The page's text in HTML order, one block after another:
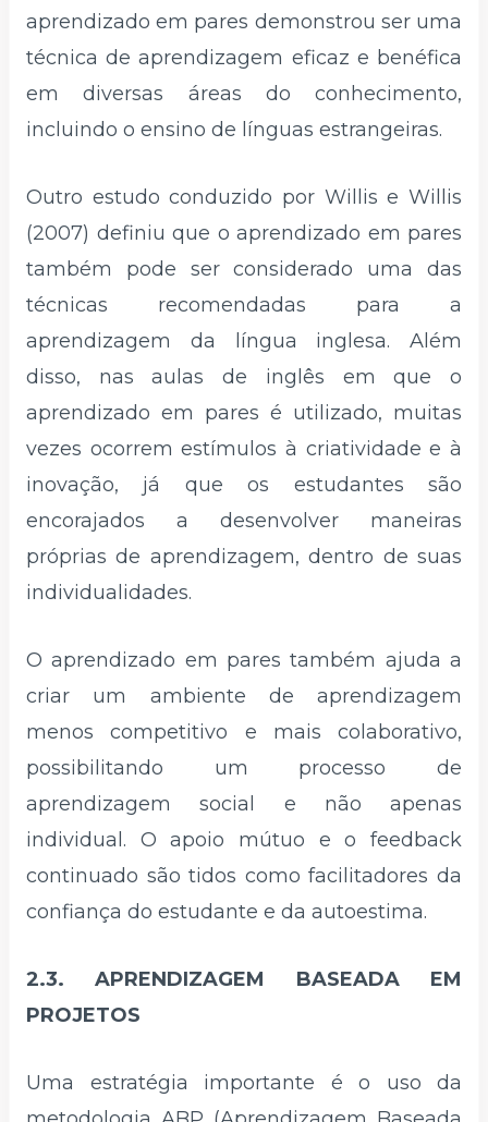
aprendizado em pares demonstrou ser uma
técnica de aprendizagem eficaz e benéfica
em diversas áreas do conhecimento,
incluindo o ensino de línguas estrangeiras.
Outro estudo conduzido por Willis e Willis
(2007) definiu que o aprendizado em pares
também pode ser considerado uma das
técnicas recomendadas para a
aprendizagem da língua inglesa. Além
disso, nas aulas de inglês em que o
aprendizado em pares é utilizado, muitas
vezes ocorrem estímulos à criatividade e à
inovação, já que os estudantes são
encorajados a desenvolver maneiras
próprias de aprendizagem, dentro de suas
individualidades.
O aprendizado em pares também ajuda a
criar um ambiente de aprendizagem
menos competitivo e mais colaborativo,
possibilitando um processo de
aprendizagem social e não apenas
individual. O apoio mútuo e o feedback
continuado são tidos como facilitadores da
confiança do estudante e da autoestima.
2.3. APRENDIZAGEM BASEADA EM
PROJETOS
Uma estratégia importante é o uso da